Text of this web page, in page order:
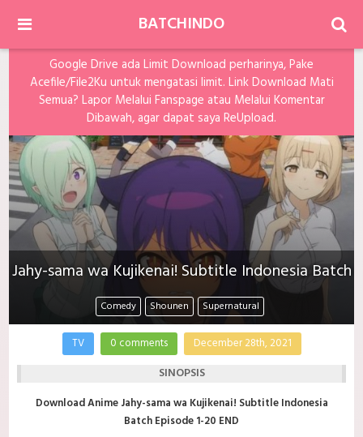
BATCHINDO
Google Drive ada Limit Download perharinya, Pake
Acefile/File2Ku untuk mengatasi limit. Link Download Mati
Semua? Lapor Melalui Fanspage atau Melalui Komentar
Dibawah, agar dapat saya ReUpload.
Jahy-sama wa Kujikenai! Subtitle Indonesia Batch
Comedy Shounen Supernatural
TV 0 comments December 28th, 2021
SINOPSIS
Download Anime Jahy-sama wa Kujikenai! Subtitle Indonesia
Batch Episode 1-20 END